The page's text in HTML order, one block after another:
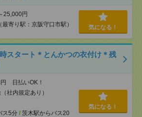
25,000円
寄り駅：京阪守口市駅） 気になる！
スタート＊とんかつの衣付け＊残
日払いOK！
社内規定あり）
ス5分 / 茨木駅からバス20
気になる！